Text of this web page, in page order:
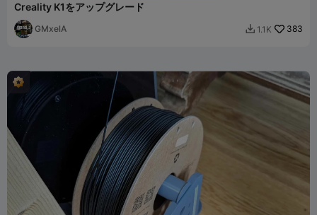
Creality K1をアップグレード
GMxelA  1.1K 383